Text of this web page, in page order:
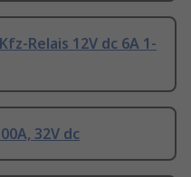
Relais 12V dc 6A 1-
32V dc